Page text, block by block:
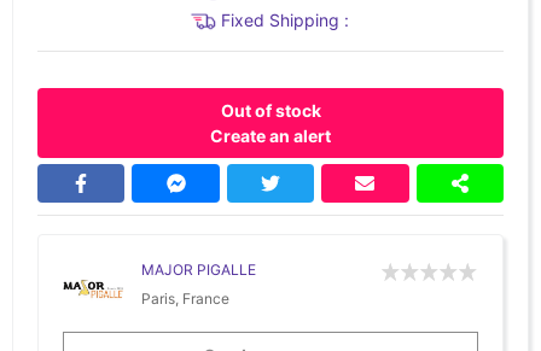
Fixed Shipping :
Out of stock
Create an alert
MAJOR PIGALLE
Paris, France